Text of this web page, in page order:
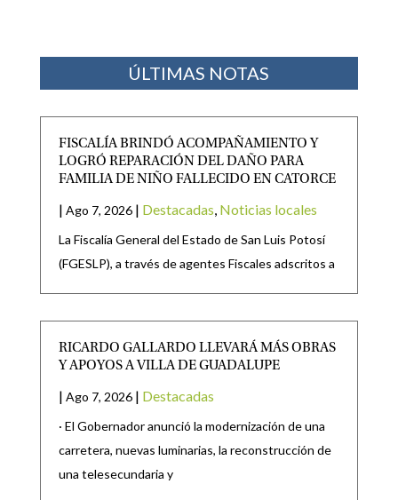
ÚLTIMAS NOTAS
FISCALÍA BRINDÓ ACOMPAÑAMIENTO Y
LOGRÓ REPARACIÓN DEL DAÑO PARA
FAMILIA DE NIÑO FALLECIDO EN CATORCE
| Ago 7, 2026 | Destacadas Noticias locales
La Fiscalía General del Estado de San Luis Potosí
(FGESLP), a través de agentes Fiscales adscritos a
RICARDO GALLARDO LLEVARÁ MÁS OBRAS
Y APOYOS A VILLA DE GUADALUPE
| Ago 7, 2026 | Destacadas
· El Gobernador anunció la modernización de una
carretera, nuevas luminarias, la reconstrucción de
una telesecundaria y